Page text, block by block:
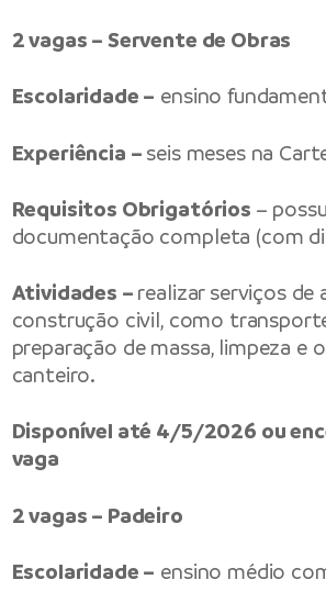
2 vagas – Servente de Obras
Escolaridade – ensino
Experiência – seis meses na
Requisitos Obrigatórios –
documentação completa (com
Atividades – realizar serviços de
construção civil, como
preparação de massa, limpeza e
canteiro.
Disponível até 4/5/2026 ou
vaga
2 vagas – Padeiro
Escolaridade – ensino médio